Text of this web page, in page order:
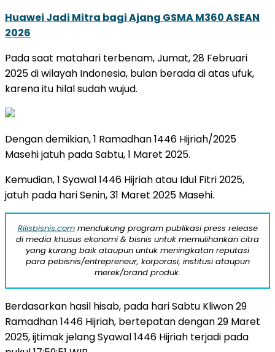
Huawei Jadi Mitra bagi Ajang GSMA M360 ASEAN
2026
Pada saat matahari terbenam, Jumat, 28 Februari
2025 di wilayah Indonesia, bulan berada di atas ufuk,
karena itu hilal sudah wujud.
Dengan demikian, 1 Ramadhan 1446 Hijriah/2025
Masehi jatuh pada Sabtu, 1 Maret 2025.
Kemudian, 1 Syawal 1446 Hijriah atau Idul Fitri 2025,
jatuh pada hari Senin, 31 Maret 2025 Masehi.
Rilisbisnis.commendukung program publikasi press release
di media khusus ekonomi & bisnis untuk memulihankan citra
yang kurang baik ataupun untuk meningkatan reputasi
para pebisnis/entrepreneur, korporasi, institusi ataupun
merek/brand produk.
Berdasarkan hasil hisab, pada hari Sabtu Kliwon 29
Ramadhan 1446 Hijriah, bertepatan dengan 29 Maret
2025, ijtimak jelang Syawal 1446 Hijriah terjadi pada